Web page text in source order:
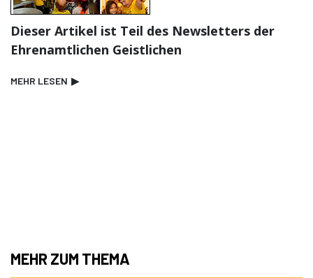
Dieser Artikel ist Teil des Newsletters der
Ehrenamtlichen Geistlichen
MEHR LESEN ▶
MEHR ZUM THEMA